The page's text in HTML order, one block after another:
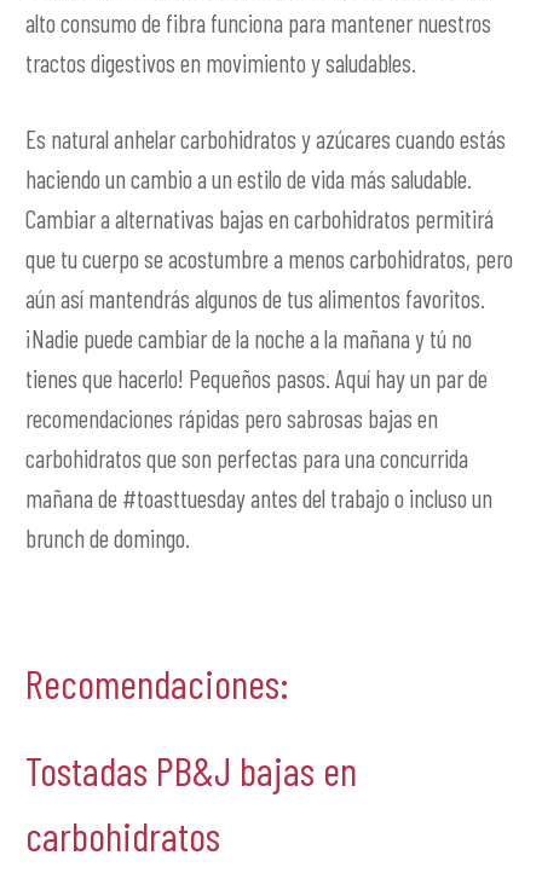
alto consumo de fibra funciona para mantener nuestros
tractos digestivos en movimiento y saludables.
Es natural anhelar carbohidratos y azúcares cuando estás
haciendo un cambio a un estilo de vida más saludable.
Cambiar a alternativas bajas en carbohidratos permitirá
que tu cuerpo se acostumbre a menos carbohidratos, pero
aún así mantendrás algunos de tus alimentos favoritos.
¡Nadie puede cambiar de la noche a la mañana y tú no
tienes que hacerlo! Pequeños pasos. Aquí hay un par de
recomendaciones rápidas pero sabrosas bajas en
carbohidratos que son perfectas para una concurrida
mañana de #toasttuesday antes del trabajo o incluso un
brunch de domingo.
Recomendaciones:
Tostadas PB&J bajas en
carbohidratos